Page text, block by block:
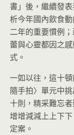
書」後，繼續發
析今年國內飲食
二年的重要慣例
蕾與心靈都因之
式。
一如以往，這十
隨手拍〉單元中
十則，精采難忘
增增減減上上下
定案。